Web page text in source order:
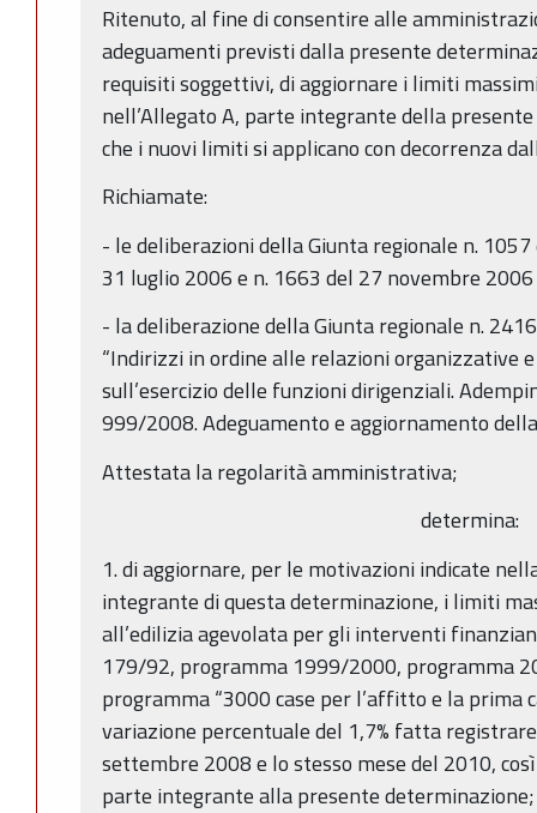
Ritenuto, al fine di consentire alle
adeguamenti previsti dalla presente
requisiti soggettivi, di aggiornare i limiti
nell’Allegato A, parte integrante della
che i nuovi limiti si applicano con decorrenza
Richiamate:
- le deliberazioni della Giunta regionale n.
31 luglio 2006 e n. 1663 del 27 novembre
- la deliberazione della Giunta regionale n.
“Indirizzi in ordine alle relazioni organizzative
sull’esercizio delle funzioni dirigenziali.
999/2008. Adeguamento e aggiornamento
Attestata la regolarità amministrativa;
determina:
1. di aggiornare, per le motivazioni indicate
integrante di questa determinazione, i limiti
all’edilizia agevolata per gli interventi
179/92, programma 1999/2000, programma
programma “3000 case per l’affitto e la prima
variazione percentuale del 1,7% fatta
settembre 2008 e lo stesso mese del 2010,
parte integrante alla presente determinazione;